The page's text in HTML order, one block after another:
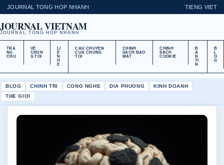
JOURNAL TONG HOP NHANH TIENG VIET
JOURNAL VIETNAM
JOURNAL TONG HOP NHANH
TRA
NG
CHU
VE
CHUN
G TOI
LI
E
N
H
E
CAU CHUYEN
CUA CHUNG
TOI
CHINH
SACH BAO
MAT
CHINH
SACH
COOKIE
B
A
N
TI
N
B
L
O
G
BLOG CHINH TRI CONG NGHE DIA PHUONG
KINH DOANH
THE GIOI